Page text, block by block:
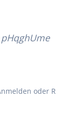
pHqghUme
oder R